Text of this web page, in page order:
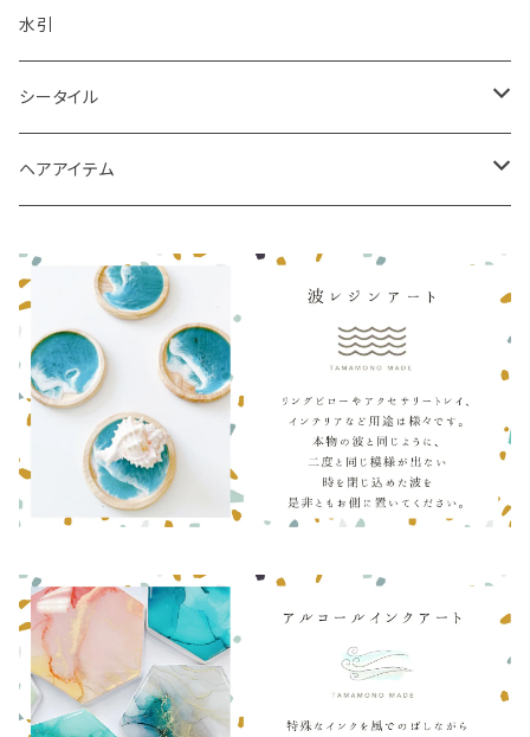
水引
シータイル
シータイルピアス
ヘアアイテム